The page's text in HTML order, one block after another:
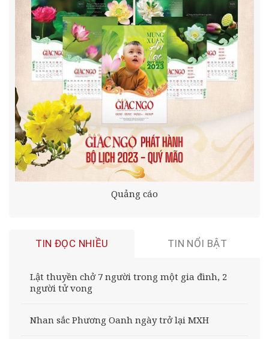
Quảng cáo
TIN ĐỌC NHIỀU TIN NỔI BẬT
Lật thuyền chở 7 người trong một gia đình, 2
người tử vong
Nhan sắc Phương Oanh ngày trở lại MXH